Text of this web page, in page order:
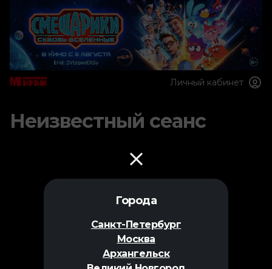
Города
Санкт-Петербург
Москва
Архангельск
Личный кабинет
Неизвестный сеанс